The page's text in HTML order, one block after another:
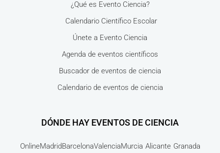
¿Qué es Evento Ciencia?
Calendario Científico Escolar
Únete a Evento Ciencia
Agenda de eventos científicos
Buscador de eventos de ciencia
Calendario de eventos de ciencia
DÓNDE HAY EVENTOS DE CIENCIA
OnlineMadridBarcelonaValenciaMurcia Alicante Granada